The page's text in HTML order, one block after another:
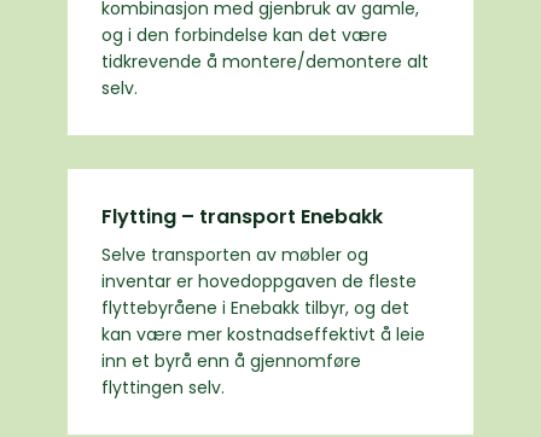
kombinasjon med gjenbruk av gamle,
og i den forbindelse kan det være
tidkrevende å montere/demontere alt
selv.
Flytting – transport Enebakk
Selve transporten av møbler og
inventar er hovedoppgaven de fleste
flyttebyråene i Enebakk tilbyr, og det
kan være mer kostnadseffektivt å leie
inn et byrå enn å gjennomføre
flyttingen selv.